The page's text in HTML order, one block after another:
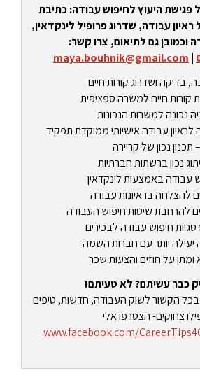
פגישת היעוץ לחיפוש עבודה: כתיבת
עבודה, שדרוג פרופיל לינקדאין,
וכמובן גם לתיאום, צרו קשר:
|
maya.bouhnik@gmail.com
בדיקה ושדרוג קורות חיים
קורות חיים למשרה ספציפית
נכונה למשרות הנכונות
לראיון עבודה אישיותי ממוקדת תפקיד
– תכנון נכון של קריירה
נכון ברשתות חברתיות
עבודה באמצעות לינקדאין
להצלחה בראיונות עבודה
להרחבת שיטות חיפוש העבודה
חיפוש עבודה לבכירים
יעילה יותר עם חברות השמה
על חוזים והצעות שכר
כבר עשיתם? לא טעיתם!
בכל הקשור לשוק העבודה, חדשות, טיפים
צחוקים- הצטרפו אלי
www.facebook.com/